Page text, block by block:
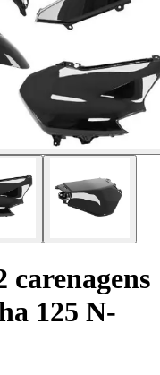
carenagens
125 N-